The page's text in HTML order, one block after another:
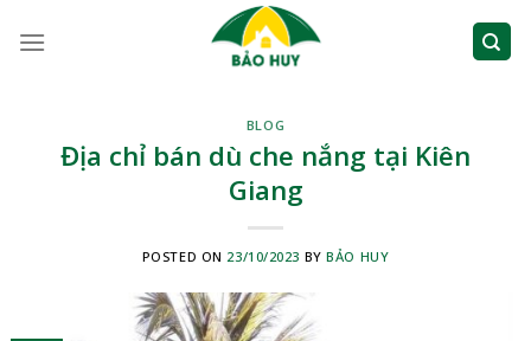
BLOG
Địa chỉ bán dù che nắng tại Kiên
Giang
POSTED ON 23/10/2023 BYBẢO HUY